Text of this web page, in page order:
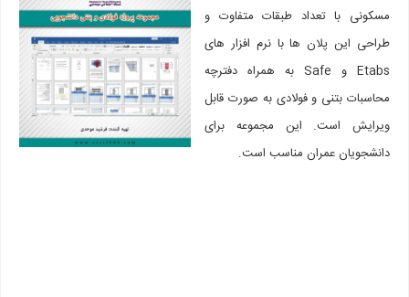
با تعداد طبقات متفاوت و
این پلان ها با نرم افزار های
Etabs و Safe به همراه دفترچه
بتنی و فولادی به صورت قابل
است. این مجموعه برای
عمران مناسب است.